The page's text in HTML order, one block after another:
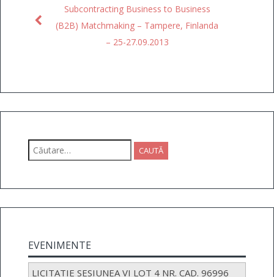
Subcontracting Business to Business
(B2B) Matchmaking – Tampere, Finlanda
– 25-27.09.2013
Caută
după:
EVENIMENTE
LICITATIE SESIUNEA VI LOT 4 NR. CAD. 96996